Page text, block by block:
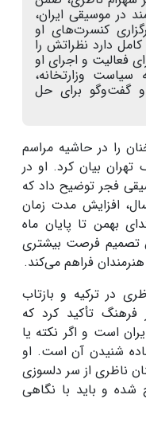
در موسیقی ایران،
کنسرت‌های او
دارد نظراتش را
فعالیت و اجرای او
وزارتخانه،
گفت‌وگو برای حل
را در حاشیه مراسم
تهران بیان کرد. او در
فجر توضیح داد که
افزایش مدت زمان
بهمن تا پایان ماه
تصمیم فرصت بیشتری
فراهم می‌کند.
در ترکیه و بازتاب
تأکید کرد که
است و اگر نکته یا
شنیدن آن است. او
ناظری از سر دلسوزی
شده و باید با نگاهی